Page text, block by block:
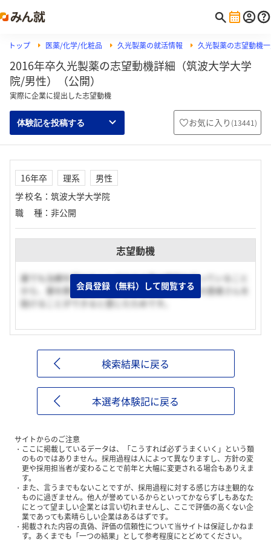
トップ 医薬/化学/化粧品 久光製薬の就活情報 久光製薬の志望動機
2016年卒久光製薬の志望動機詳細（筑波大学大学
院/男性）（公開）
実際に企業に提出した志望動機
体験記を投稿する お気に入り (13441)
16年卒 理系
男性
学校名 ： 筑波大学大学院
職種 ： 非公開
志望動機
誰でも治療を受けることができる薬の開発を行っていること
から、薬を飲むことが困難な人々を含め、多くの患者さんを
助けることができると感じたためです。
会員登録（無料）して閲覧する
検索結果に戻る
本選考体験記に戻る
サイトからのご注意
ここに掲載しているデータは、「こうすれば必ずうまくいく」という類
のものではありません。採用過程は人によって異なりますし、方針の変
更や採用担当者が変わることで前年と大幅に変更される場合もありえま
す。
また、言うまでもないことですが、採用過程に対する感じ方は主観的な
ものに過ぎません。他人が誉めているからといってかならずしもあなた
にとって望ましい企業とは言い切れませんし、ここで評価の高くない企
業であっても素晴らしい企業はあるはずです。
掲載された内容の真偽、評価の信頼性について当サイトは保証しかねま
す。あくまでも「一つの結果」として参考程度にとどめてください。